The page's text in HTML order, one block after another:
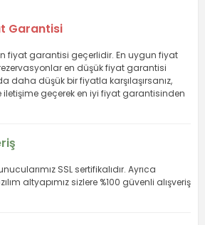
Garantisi
fiyat garantisi geçerlidir. En uygun fiyat
en düşük fiyat garantisi
daha düşük bir fiyatla karşılaşırsanız,
iletişime geçerek en iyi fiyat garantisinden
SSL sertifikalıdır. Ayrıca
altyapımız sizlere %100 güvenli alışveriş